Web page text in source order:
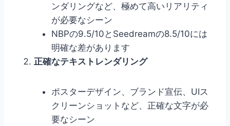
ンダリングなど、極めて高いリアリティ
が必要なシーン
NBPの9.5/10とSeedreamの8.5/10には
明確な差があります
正確なテキストレンダリング
ポスターデザイン、ブランド宣伝、UIス
クリーンショットなど、正確な文字が必
要なシーン